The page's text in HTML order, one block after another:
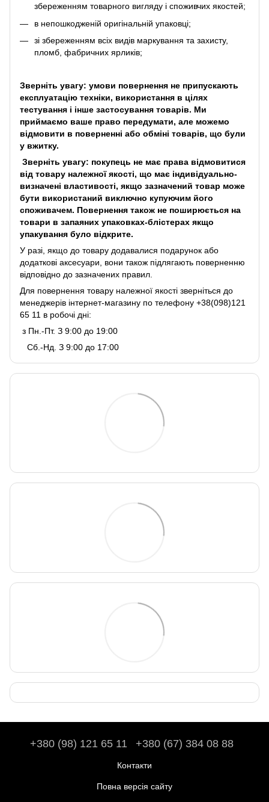
збереженням товарного вигляду і споживчих якостей;
в непошкодженій оригінальній упаковці;
зі збереженням всіх видів маркування та захисту,
пломб, фабричних ярликів;
Зверніть увагу: умови повернення не припускають
експлуатацію техніки, використання в цілях
тестування і інше застосування товарів. Ми
приймаємо ваше право передумати, але можемо
відмовити в поверненні або обміні товарів, що були
у вжитку.
Зверніть увагу: покупець не має права відмовитися
від товару належної якості, що має індивідуально-
визначені властивості, якщо зазначений товар може
бути використаний виключно купуючим його
споживачем. Повернення також не поширюється на
товари в запаяних упаковках-блістерах якщо
упакування було відкрите.
У разі, якщо до товару додавалися подарунок або
додаткові аксесуари, вони також підлягають поверненню
відповідно до зазначених правил.
Для повернення товару належної якості зверніться до
менеджерів інтернет-магазину по телефону +38(098)121
65 11 в робочі дні:
з Пн.-Пт. З 9:00 до 19:00
Сб.-Нд. З 9:00 до 17:00
+380 (98) 121 65 11 +380 (67) 384 08 88
Контакти
Повна версія сайту